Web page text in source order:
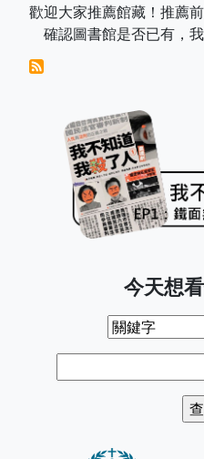
今天想
歡迎大家推薦館藏！推薦
確認圖書館是否已有，